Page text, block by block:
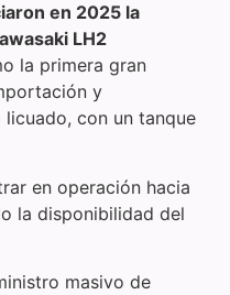
en 2025 la
LH2
la primera gran
y
con un tanque
en operación hacia
la disponibilidad del
masivo de